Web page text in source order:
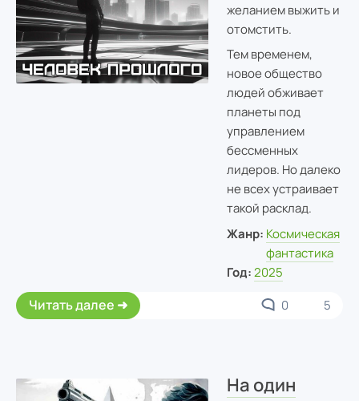
желанием выжить и
отомстить.
Тем временем,
новое общество
людей обживает
планеты под
управлением
бессменных
лидеров. Но далеко
не всех устраивает
такой расклад.
Жанр: Космическая
фантастика
Год: 2025
Читать далее 0 5
На один